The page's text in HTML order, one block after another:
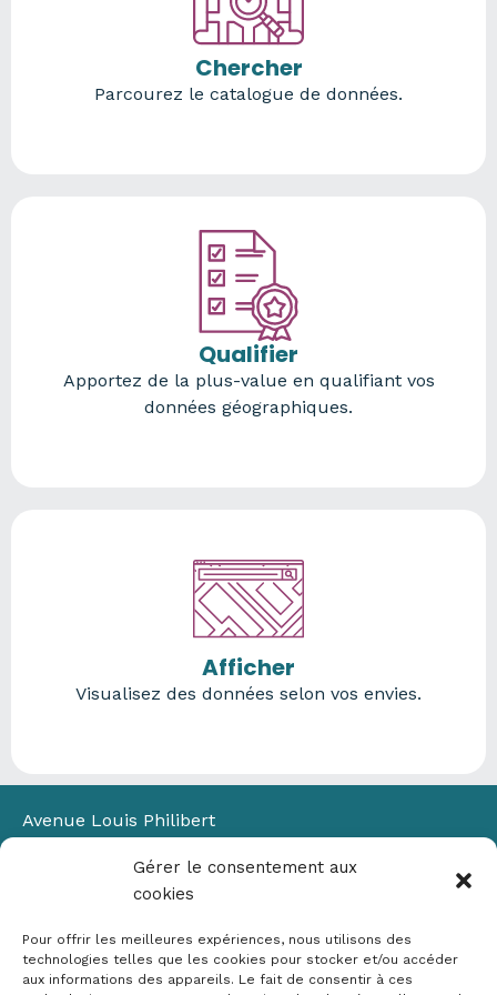
Gérer le consentement aux
cookies
Pour offrir les meilleures expériences, nous utilisons des
technologies telles que les cookies pour stocker et/ou accéder
aux informations des appareils. Le fait de consentir à ces
Chercher
Parcourez le catalogue de données.
Qualifier
Apportez de la plus-value en qualifiant vos
données géographiques.
Afficher
Visualisez des données selon vos envies.
Avenue Louis Philibert
Bâtiment Laennec
13100 Aix-en-Provence
✉ contact@crige-paca.org